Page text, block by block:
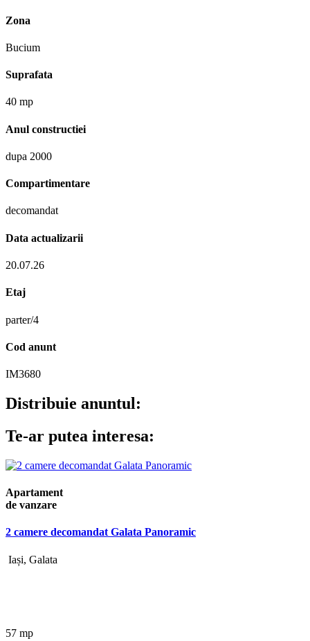
Zona
Bucium
Suprafata
40 mp
Anul constructiei
dupa 2000
Compartimentare
decomandat
Data actualizarii
20.07.26
Etaj
parter/4
Cod anunt
IM3680
Distribuie anuntul:
Te-ar putea interesa:
Apartament
de vanzare
2 camere decomandat Galata Panoramic
Iași, Galata
57 mp